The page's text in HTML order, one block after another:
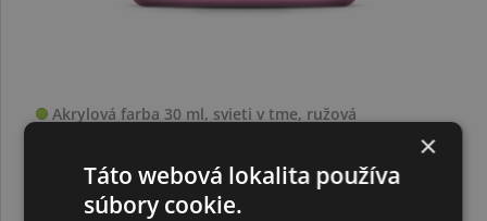
Akrylová farba 30 ml, svieti v tme, ružová
5,10 €
×
Táto webová lokalita používa
súbory cookie.